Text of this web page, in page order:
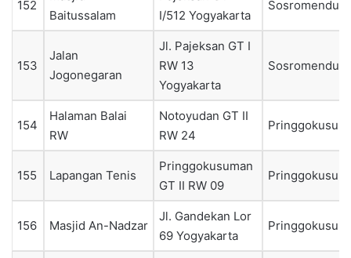
152
Baitussalam
I/512 Yogyakarta
153
Jalan
Jogonegaran
Jl. Pajeksan GT I
RW 13
Yogyakarta
154
Halaman Balai
RW
Notoyudan GT II
RW 24
155 Lapangan Tenis
Pringgokusuman
GT II RW 09
156 Masjid An-Nadzar
Jl. Gandekan Lor
69 Yogyakarta